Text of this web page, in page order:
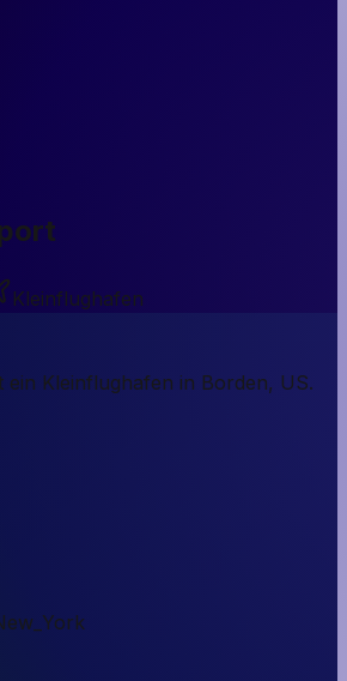
Kleinflughafen
ein Kleinflughafen in Borden, US.